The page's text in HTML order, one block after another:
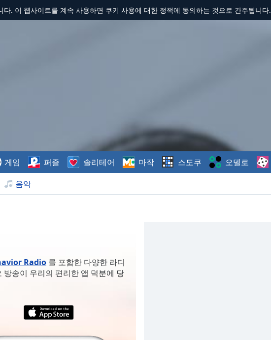
다. 이 웹사이트를 계속 사용하면 쿠키 사용에 대한 정책에 동의하는 것으로 간주됩니다.
음악
게임 퍼즐 솔리테어 마작 스도쿠 오델로
Radio 를 포함한 다양한 라디
송이 우리의 편리한 앱 덕분에 당